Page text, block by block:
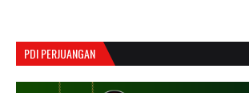
PDI PERJUANGAN